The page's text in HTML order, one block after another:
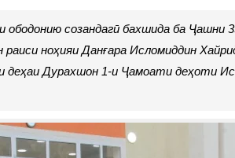
ободонию созандагӣ бахшида ба Ҷашни
раиси ноҳияи Данғара Исломиддин
деҳаи Дурахшон 1-и Ҷамоати деҳоти